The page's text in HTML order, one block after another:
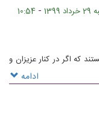
-
10:54
که اگر در کنار عزیزان و
ادامه